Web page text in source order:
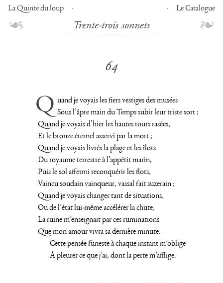
La Quinte du loup Le Catalogue
Trente-trois sonnets
64
Q uand je voyais les fiers vestiges des musées
Sous l’âpre main du Temps subir leur triste sort ;
Quand je voyais d’hier les hautes tours rasées,
Et le bronze éternel asservi par la mort ;
Quand je voyais livrés la plage et les îlots
Du royaume terrestre à l’appétit marin,
Puis le sol affermi reconquérir les flots,
Vaincu soudain vainqueur, vassal fait suzerain ;
Quand je voyais changer tant de situations,
Ou de l’état lui-même accélérer la chute,
La ruine m’enseignait par ces ruminations
Que mon amour vivra sa dernière minute.
Cette pensée funeste à chaque instant m’oblige
À pleurer ce que j’ai, dont la perte m’afflige.